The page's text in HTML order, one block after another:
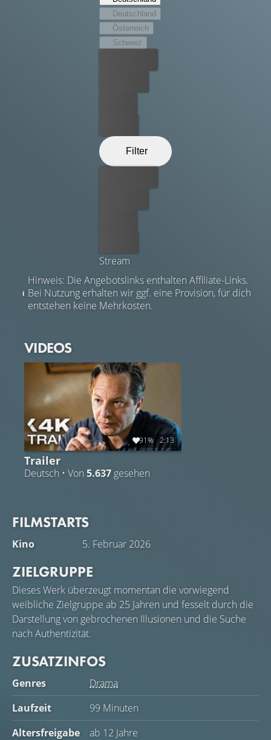
neue Dynamik in die Kleinfamilie. Griechenland wird zur
familiären Feuertaufe...
Deutschland
Österreich
Schweiz
Filter
Stream
Hinweis: Die Angebotslinks enthalten Affiliate-Links.
Bei Nutzung erhalten wir ggf. eine Provision, für dich
entstehen keine Mehrkosten.
VIDEOS
91% 2:13
Trailer
Deutsch • Von 5.637 gesehen
FILMSTARTS
Kino 5. Februar 2026
ZIELGRUPPE
Dieses Werk überzeugt momentan die vorwiegend
weibliche Zielgruppe ab 25 Jahren und fesselt durch die
Darstellung von gebrochenen Illusionen und die Suche
nach Authentizität.
ZUSATZINFOS
Genres
Drama
Laufzeit
99 Minuten
Altersfreigabe
ab 12 Jahre